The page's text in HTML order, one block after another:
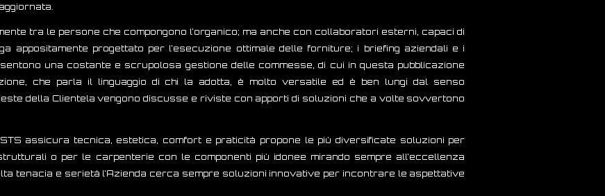
tra le persone che compongono l’organico; ma anche con collaboratori esterni, capaci di
appositamente progettato per l’esecuzione ottimale delle forniture; i briefing aziendali e i
una costante e scrupolosa gestione delle commesse, di cui in questa pubblicazione
che parla il linguaggio di chi la adotta, è molto versatile ed è ben lungi dal senso
della Clientela vengono discusse e riviste con apporti di soluzioni che a volte sovvertono
assicura tecnica, estetica, comfort e praticità propone le più diversificate soluzioni per
o per le carpenterie con le componenti più idonee mirando sempre all’eccellenza
tenacia e serietà l’Azienda cerca sempre soluzioni innovative per incontrare le aspettative